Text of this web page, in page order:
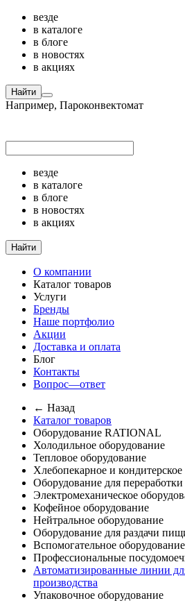
везде
в каталоге
в блоге
в новостях
в акциях
Найти
Например, Пароконвектомат
везде
в каталоге
в блоге
в новостях
в акциях
Найти
О компании
Каталог товаров
Услуги
Бренды
Наше портфолио
Акции
Доставка и оплата
Блог
Контакты
Вопрос—ответ
← Назад
Каталог товаров
Оборудование RATIONAL
Холодильное оборудование
Тепловое оборудование
Хлебопекарное и
Оборудование для переработки
Электромеханическое
Кофейное оборудование
Нейтральное оборудование
Оборудование для раздачи
Вспомогательное
Профессиональные
Автоматизированные линии
производства
Упаковочное оборудование